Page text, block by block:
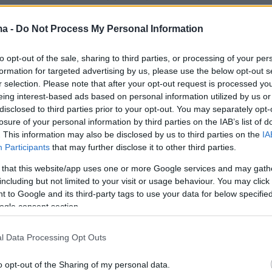
- Do Not Process My Personal Information
opt-out of the sale, sharing to third parties, or processing of your
for targeted advertising by us, please use the below opt-out
selection. Please note that after your opt-out request is processed
interest-based ads based on personal information utilized by us
to third parties prior to your opt-out. You may separately
of your personal information by third parties on the IAB’s list of
This information may also be disclosed by us to third parties on the
Participants that may further disclose it to other third parties.
that this website/app uses one or more Google services and may
but not limited to your visit or usage behaviour. You may
to Google and its third-party tags to use your data for below
consent section.
Data Processing Opt Outs
opt-out of the Sharing of my personal data.
Δυτικής και Βόρειας Ελλάδας. Τις
ώρες τα φαινόμενα στα βορειοδυτικά θα
βράδυ ανάλογη επιδείνωση θα παρουσιάσει
Επτάνησα, στα δυτικά ηπειρωτικά, στην
στη Θράκη και σε τμήματα της
Από αργά το βράδυ θα επηρεαστούν η
Ανατολική Στερεά (συμπεριλαμβανομένης
και η Εύβοια. Το επεισόδιο βροχόπτωσης
στην Κατηγορία 3 (Σημαντική)
ότι οικαταιγίδεςθα συνοδεύονται κατά
χαλαζοπτώσεις, κυρίως στα δυτικά όπου το